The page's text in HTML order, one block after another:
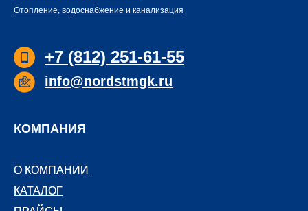
Отопление, водоснабжение и канализация
+7 (812) 251-61-55
info@nordstmgk.ru
О КОМПАНИИ
О КОМПАНИИ
КАТАЛОГ
КАТАЛОГ
КОМПАНИЯ